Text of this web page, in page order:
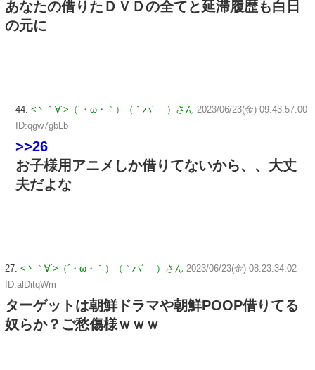
あなたの借りたＤＶＤの全てと延滞履歴も白日
の元に
44: <丶｀∀´>（´・ω・｀）（｀ハ´ ）さん 2023/06/23(金) 09:43:57.00
ID:qgw7gbLb
>>26
お子様用アニメしか借りてないから、、大丈
夫だよな
27: <丶｀∀´>（´・ω・｀）（｀ハ´ ）さん 2023/06/23(金) 08:23:34.02
ID:alDitqWm
ターゲットは朝鮮ドラマや朝鮮POOP借りてる
奴らか？ご愁傷様ｗｗｗ